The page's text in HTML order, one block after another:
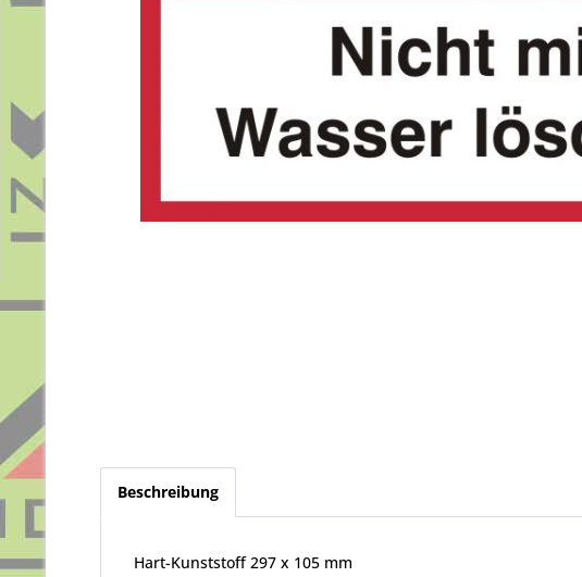
Beschreibung
Hart-Kunststoff 297 x 105 mm